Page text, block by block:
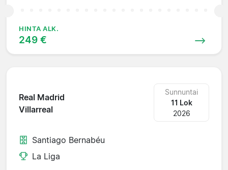
HINTA ALK.
249 €
Real Madrid
Villarreal
Sunnuntai
11 Lok
2026
Santiago Bernabéu
La Liga